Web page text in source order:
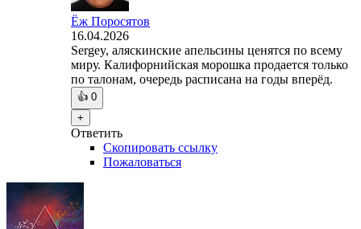
Ёж Поросятов
16.04.2026
Sergey, аляскинские апельсины ценятся по всему
миру. Калифорнийская морошка продается только
по талонам, очередь расписана на годы вперёд.
👍 0
+
Ответить
Скопировать ссылку
Пожаловаться